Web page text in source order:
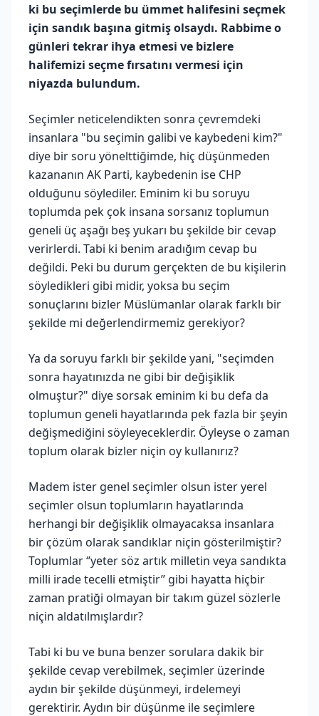
ki bu seçimlerde bu ümmet halifesini seçmek
için sandık başına gitmiş olsaydı. Rabbime o
günleri tekrar ihya etmesi ve bizlere
halifemizi seçme fırsatını vermesi için
niyazda bulundum.
Seçimler neticelendikten sonra çevremdeki
insanlara "bu seçimin galibi ve kaybedeni kim?"
diye bir soru yönelttiğimde, hiç düşünmeden
kazananın AK Parti, kaybedenin ise CHP
olduğunu söylediler. Eminim ki bu soruyu
toplumda pek çok insana sorsanız toplumun
geneli üç aşağı beş yukarı bu şekilde bir cevap
verirlerdi. Tabi ki benim aradığım cevap bu
değildi. Peki bu durum gerçekten de bu kişilerin
söyledikleri gibi midir, yoksa bu seçim
sonuçlarını bizler Müslümanlar olarak farklı bir
şekilde mi değerlendirmemiz gerekiyor?
Ya da soruyu farklı bir şekilde yani, "seçimden
sonra hayatınızda ne gibi bir değişiklik
olmuştur?" diye sorsak eminim ki bu defa da
toplumun geneli hayatlarında pek fazla bir şeyin
değişmediğini söyleyeceklerdir. Öyleyse o zaman
toplum olarak bizler niçin oy kullanırız?
Madem ister genel seçimler olsun ister yerel
seçimler olsun toplumların hayatlarında
herhangi bir değişiklik olmayacaksa insanlara
bir çözüm olarak sandıklar niçin gösterilmiştir?
Toplumlar ‘’yeter söz artık milletin veya sandıkta
milli irade tecelli etmiştir’’ gibi hayatta hiçbir
zaman pratiği olmayan bir takım güzel sözlerle
niçin aldatılmışlardır?
Tabi ki bu ve buna benzer sorulara dakik bir
şekilde cevap verebilmek, seçimler üzerinde
aydın bir şekilde düşünmeyi, irdelemeyi
gerektirir. Aydın bir düşünme ile seçimlere